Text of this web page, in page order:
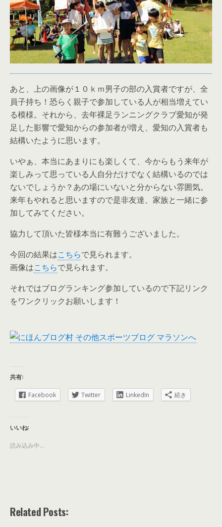
あと、上の画像が１０ｋｍ男子の部の入賞者ですが、全
員子持ち！恐らく親子で参加している人が相当増えてい
る模様。それから、去年裸足ランニングクラブ愛知が発
足した影響で愛知からの参加者が増え、愛知の入賞者も
結構いたように思います。
いやぁ、本当にあまりにも楽しくて、今からもう来年が
楽しみって思っている人自分だけでなく結構いるのでは
ないでしょうか？あの場にいないと分からない雰囲気。
来年もやれると思いますので是非友達、家族と一緒に参
加してみてください。
協力して頂いた皆様本当に有難うございました。
今回の結果はこちらで見られます。
画像はこちらで見られます。
それではブログランキング参加しているので下記リンク
をワンクリックお願いします！
共有:
Facebook Twitter LinkedIn 続き
いいね:
読み込み中...
Related Posts: